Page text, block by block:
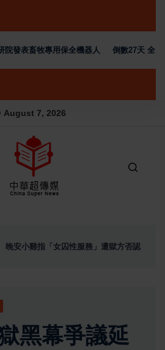
表畜牧專用保全機器人 倒數27天 全台首
August 7, 2026
安小雞指「女囚性服務」遭獄方否認
黑幕爭議延